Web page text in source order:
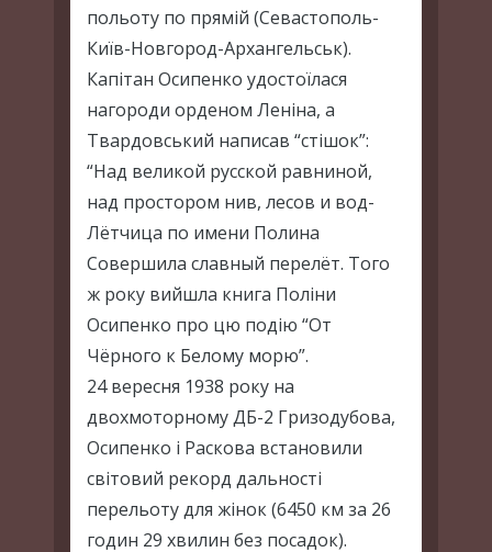
польоту по прямій (Севастополь-
Київ-Новгород-Архангельськ).
Капітан Осипенко удостоїлася
нагороди орденом Леніна, а
Твардовський написав “стішок”:
“Над великой русской равниной,
над простором нив, лесов и вод-
Лётчица по имени Полина
Совершила славный перелёт. Того
ж року вийшла книга Поліни
Осипенко про цю подію “От
Чёрного к Белому морю”.
24 вересня 1938 року на
двохмоторному ДБ-2 Гризодубова,
Осипенко і Раскова встановили
світовий рекорд дальності
перельоту для жінок (6450 км за 26
годин 29 хвилин без посадок).